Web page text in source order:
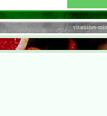
vitamines-